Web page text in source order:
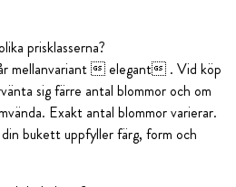
prisklasserna?
mellanvariant  elegant . Vid köp
sig färre antal blommor och om
Exakt antal blommor varierar.
bukett uppfyller färg, form och